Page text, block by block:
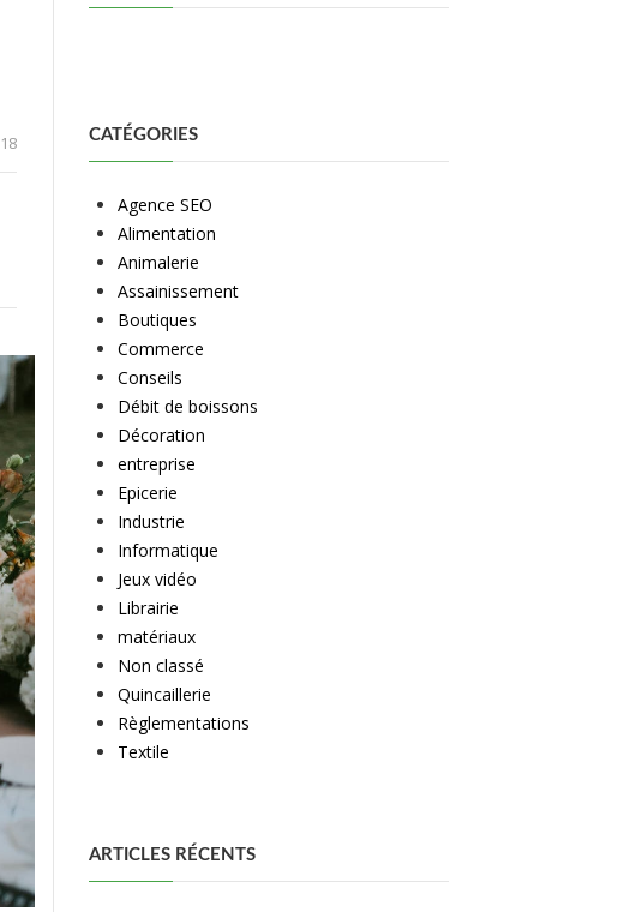
18 CATÉGORIES
Agence SEO
Alimentation
Animalerie
Assainissement
Boutiques
Commerce
Conseils
Débit de boissons
Décoration
entreprise
Epicerie
Industrie
Informatique
Jeux vidéo
Librairie
matériaux
Non classé
Quincaillerie
Règlementations
Textile
ARTICLES RÉCENTS